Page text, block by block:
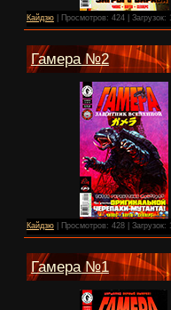
Кайдзю| Просмотров: 424 | Загрузок:
Гамера №2
Кайдзю| Просмотров: 428 | Загрузок:
Гамера №1